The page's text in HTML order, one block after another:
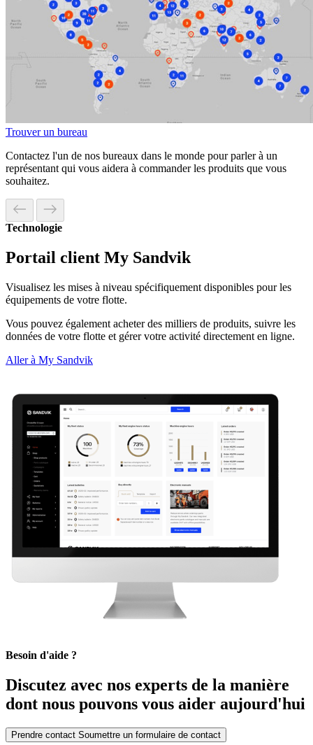
Trouver un bureau
Contactez l'un de nos bureaux dans le monde pour parler à un
représentant qui vous aidera à commander les produits que vous
souhaitez.
Technologie
Portail client My Sandvik
Visualisez les mises à niveau spécifiquement disponibles pour les
équipements de votre flotte.
Vous pouvez également acheter des milliers de produits, suivre les
données de votre flotte et gérer votre activité directement en ligne.
Aller à My Sandvik
Besoin d'aide ?
Discutez avec nos experts de la manière
dont nous pouvons vous aider aujourd'hui
Prendre contact Soumettre un formulaire de contact